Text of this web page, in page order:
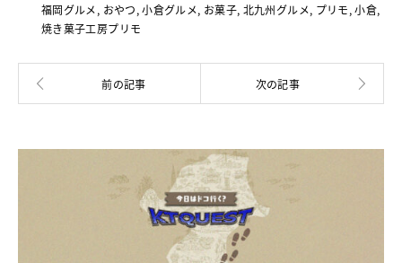
福岡グルメ, おやつ,小倉グルメ, お菓子, 北九州グルメ, プリモ,小倉,
焼き菓子工房プリモ